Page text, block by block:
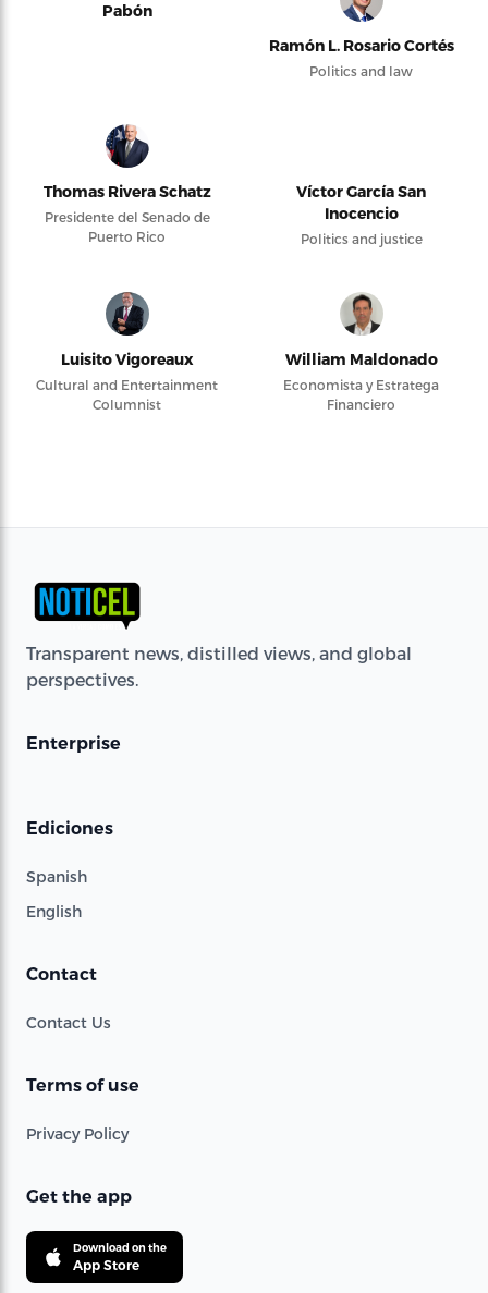
Pabón
Ramón L. Rosario Cortés
Politics and law
Thomas Rivera Schatz
Presidente del Senado de
Puerto Rico
Víctor García San
Inocencio
Politics and justice
Luisito Vigoreaux
Cultural and Entertainment
Columnist
William Maldonado
Economista y Estratega
Financiero
Transparent news, distilled views, and global
perspectives.
Enterprise
Ediciones
Spanish
English
Contact
Contact Us
Terms of use
Privacy Policy
Get the app
Download on the
App Store